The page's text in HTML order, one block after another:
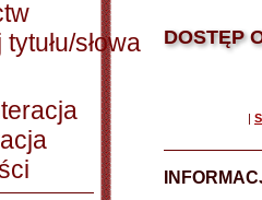
słowa
DOSTĘP
|